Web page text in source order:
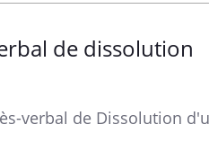
LA
de dissolution
verbal de Dissolution